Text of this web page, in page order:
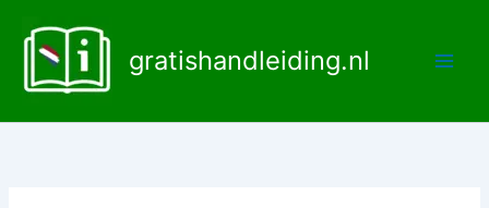
naar
inhoud
gratishandleiding.nl